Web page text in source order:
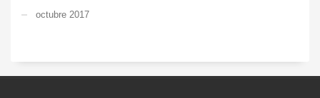
octubre 2017